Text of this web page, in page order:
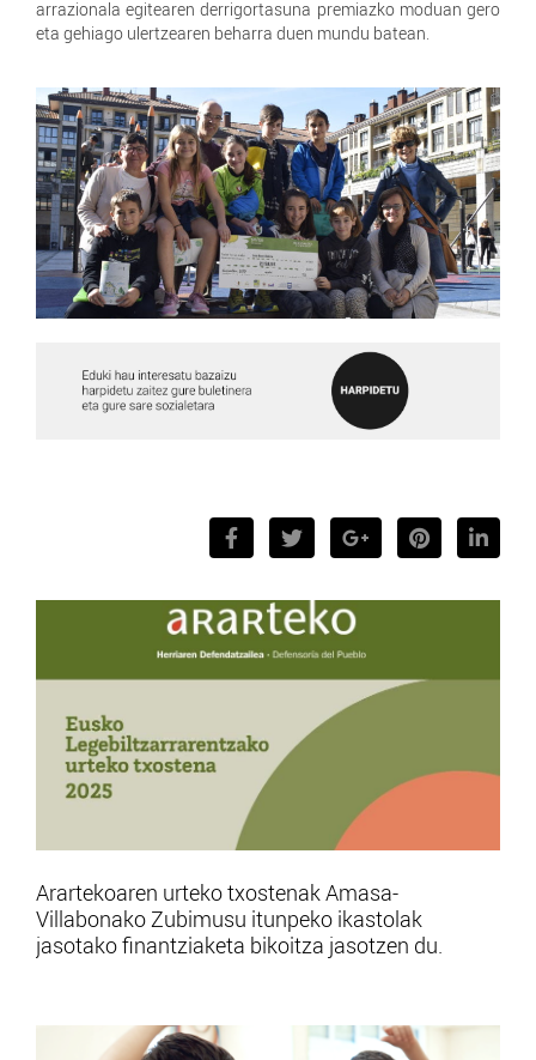
arrazionala egitearen derrigortasuna premiazko moduan gero
eta gehiago ulertzearen beharra duen mundu batean.
Arartekoaren urteko txostenak Amasa-
Villabonako Zubimusu itunpeko ikastolak
jasotako finantziaketa bikoitza jasotzen du.